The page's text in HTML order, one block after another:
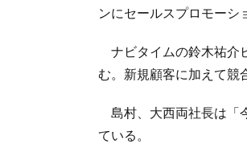
ンにセールスプロモーシ
ナビタイムの鈴木祐介
む。新規顧客に加えて競
島村、大西両社長は「
ている。